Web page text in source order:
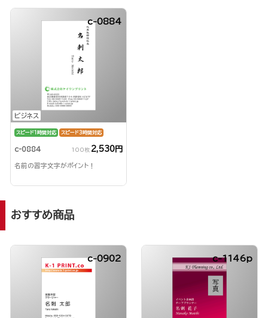
ビジネス
c-0884
スピード1時間対応 スピード3時間対応
c-0884 100枚 2,530円
名前の習字文字がポイント！
おすすめ商品
c-0902 c-1146p